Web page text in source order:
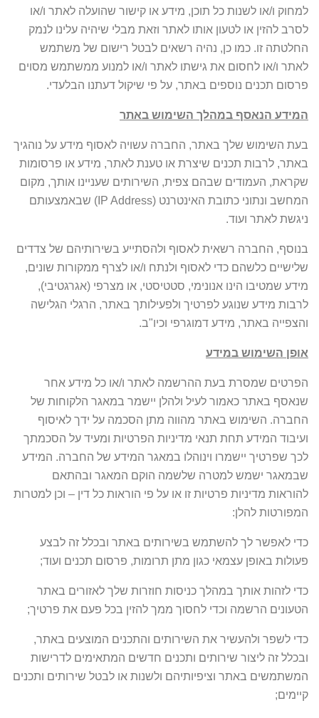
למחוק ו/או לשנות כל תוכן, מידע או קישור שהועלה לאתר ו/או
לסרב להזין או לטעון אותו לאתר וזאת מבלי שיהיה עלינו לנמק
החלטתה זו. כמו כן, נהיה רשאים לבטל רישום של משתמש
לאתר ו/או לחסום את גישתו לאתר ו/או למנוע ממשתמש מסוים
פרסום תכנים נוספים באתר, על פי שיקול דעתנו הבלעדי.
המידע הנאסף במהלך השימוש באתר
בעת השימוש שלך באתר, החברה עשויה לאסוף מידע על נוהגיך
באתר, לרבות תכנים שיצרת או טענת לאתר, מידע או פרסומות
שקראת, העמודים שבהם צפית, השירותים שעניינו אותך, מקום
המחשב ונתוני כתובת האינטרנט (IP Address) שבאמצעותם
ניגשת לאתר ועוד.
בנוסף, החברה רשאית לאסוף ולהסתייע בשירותיהם של צדדים
שלישיים כלשהם כדי לאסוף ולנתח ו/או לצרף ממקורות שונים,
מידע שמטיבו הינו אנונימי, סטטיסטי, או מצרפי (אגרגטיבי),
לרבות מידע שנוגע לפרטיך ולפעילותך באתר, הרגלי הגלישה
והצפייה באתר, מידע דמוגרפי וכיו"ב.
אופן השימוש במידע
הפרטים שמסרת בעת ההרשמה לאתר ו/או כל מידע אחר
שנאסף באתר כאמור לעיל ולהלן יישמר במאגר הלקוחות של
החברה. השימוש באתר מהווה מתן הסכמה על ידך לאיסוף
ועיבוד המידע תחת תנאי מדיניות הפרטיות ומעיד על הסכמתך
לכך שפרטיך יישמרו וינוהלו במאגר המידע של החברה. המידע
שבמאגר ישמש למטרה שלשמה הוקם המאגר ובהתאם
להוראות מדיניות פרטיות זו או על פי הוראות כל דין – וכן למטרות
המפורטות להלן:
כדי לאפשר לך להשתמש בשירותים באתר ובכלל זה לבצע
פעולות באופן עצמאי כגון מתן תרומות, פרסום תכנים ועוד;
כדי לזהות אותך במהלך כניסות חוזרות שלך לאזורים באתר
הטעונים הרשמה וכדי לחסוך ממך להזין בכל פעם את פרטיך;
כדי לשפר ולהעשיר את השירותים והתכנים המוצעים באתר,
ובכלל זה ליצור שירותים ותכנים חדשים המתאימים לדרישות
המשתמשים באתר וציפיותיהם ולשנות או לבטל שירותים ותכנים
קיימים;